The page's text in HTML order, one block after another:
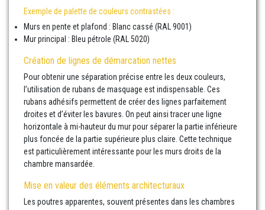
Exemple de palette de couleurs contrastées :
Murs en pente et plafond : Blanc cassé (RAL 9001)
Mur principal : Bleu pétrole (RAL 5020)
Création de lignes de démarcation nettes
Pour obtenir une séparation précise entre les deux couleurs,
l’utilisation de rubans de masquage est indispensable. Ces
rubans adhésifs permettent de créer des lignes parfaitement
droites et d’éviter les bavures. On peut ainsi tracer une ligne
horizontale à mi-hauteur du mur pour séparer la partie inférieure
plus foncée de la partie supérieure plus claire. Cette technique
est particulièrement intéressante pour les murs droits de la
chambre mansardée.
Mise en valeur des éléments architecturaux
Les poutres apparentes, souvent présentes dans les chambres